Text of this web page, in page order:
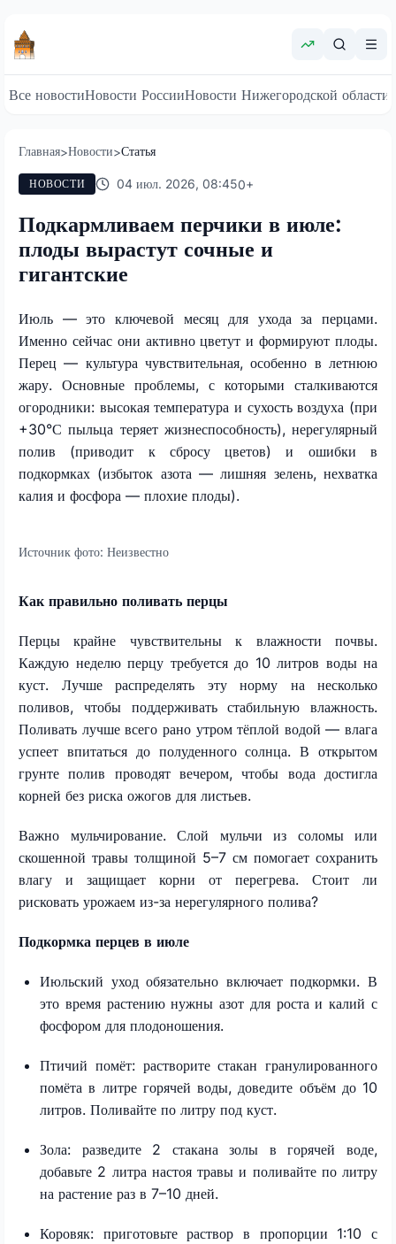
Все новостиНовости РоссииНовости Нижегородской области
Главная>Новости>Статья
НОВОСТИ 04 июл. 2026, 08:450+
Подкармливаем перчики в июле:
плоды вырастут сочные и
гигантские
Июль — это ключевой месяц для ухода за перцами.
Именно сейчас они активно цветут и формируют плоды.
Перец — культура чувствительная, особенно в летнюю
жару. Основные проблемы, с которыми сталкиваются
огородники: высокая температура и сухость воздуха (при
+30°С пыльца теряет жизнеспособность), нерегулярный
полив (приводит к сбросу цветов) и ошибки в
подкормках (избыток азота — лишняя зелень, нехватка
калия и фосфора — плохие плоды).
Источник фото: Неизвестно
Как правильно поливать перцы
Перцы крайне чувствительны к влажности почвы.
Каждую неделю перцу требуется до 10 литров воды на
куст. Лучше распределять эту норму на несколько
поливов, чтобы поддерживать стабильную влажность.
Поливать лучше всего рано утром тёплой водой — влага
успеет впитаться до полуденного солнца. В открытом
грунте полив проводят вечером, чтобы вода достигла
корней без риска ожогов для листьев.
Важно мульчирование. Слой мульчи из соломы или
скошенной травы толщиной 5–7 см помогает сохранить
влагу и защищает корни от перегрева. Стоит ли
рисковать урожаем из-за нерегулярного полива?
Подкормка перцев в июле
Июльский уход обязательно включает подкормки. В
это время растению нужны азот для роста и калий с
фосфором для плодоношения.
Птичий помёт: растворите стакан гранулированного
помёта в литре горячей воды, доведите объём до 10
литров. Поливайте по литру под куст.
Зола: разведите 2 стакана золы в горячей воде,
добавьте 2 литра настоя травы и поливайте по литру
на растение раз в 7–10 дней.
Коровяк: приготовьте раствор в пропорции 1:10 с